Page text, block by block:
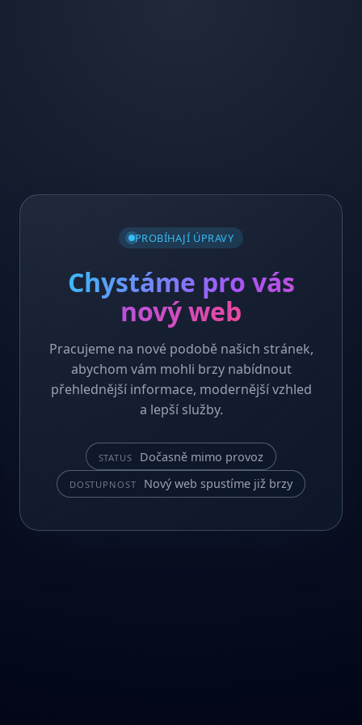
PROBÍHAJÍ ÚPRAVY
Chystáme pro vás
nový web
Pracujeme na nové podobě našich stránek,
abychom vám mohli brzy nabídnout
přehlednější informace, modernější vzhled
a lepší služby.
STATUS Dočasně mimo provoz
DOSTUPNOST Nový web spustíme již brzy